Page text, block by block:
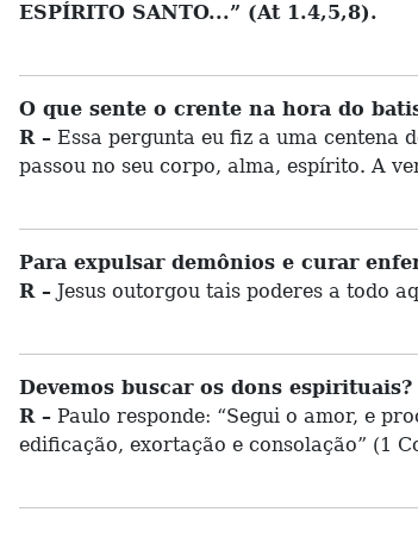
ESPÍRITO SANTO...” (At 1.4,5,8).
O que sente o crente na hora do
R – Essa pergunta eu fiz a uma centena
passou no seu corpo, alma, espírito. A
Para expulsar demônios e curar
R – Jesus outorgou tais poderes a todo
Devemos buscar os dons espirituais?
R – Paulo responde: “Segui o amor, e
edificação, exortação e consolação” (1